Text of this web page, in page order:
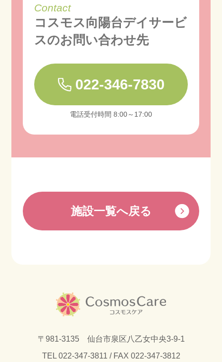
Contact
コスモス向陽台デイサービ
スのお問い合わせ先
022-346-7830
電話受付時間 8:00～17:00
施設一覧へ戻る
〒981-3135 仙台市泉区八乙女中央3-9-1
TEL 022-347-3811 / FAX 022-347-3812